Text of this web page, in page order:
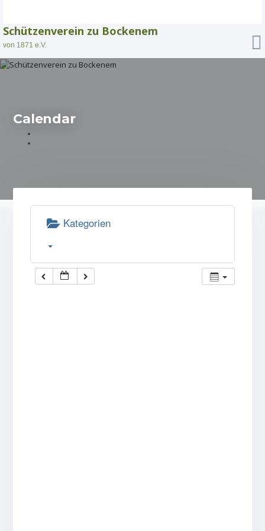
Schützenverein zu Bockenem
von 1871 e.V.
Calendar
Kategorien